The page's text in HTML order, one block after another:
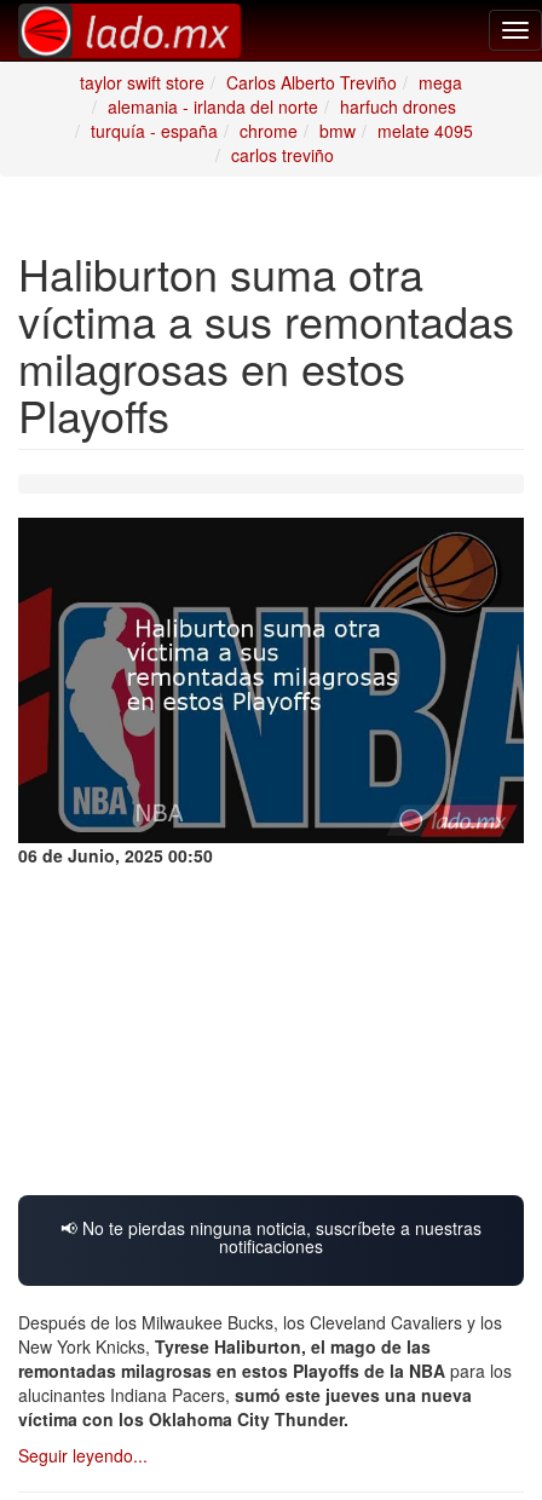
taylor swift store
Carlos Alberto Treviño
mega
alemania - irlanda del norte
harfuch drones
turquía - españa
chrome bmw
melate 4095
carlos treviño
Haliburton suma otra
víctima a sus remontadas
milagrosas en estos
Playoffs
06 de Junio, 2025 00:50
📢 No te pierdas ninguna noticia, suscríbete a nuestras
notificaciones
Después de los Milwaukee Bucks, los Cleveland Cavaliers y los
New York Knicks, Tyrese Haliburton, el mago de las
remontadas milagrosas en estos Playoffs de la NBA para los
alucinantes Indiana Pacers, sumó este jueves una nueva
víctima con los Oklahoma City Thunder.
Seguir leyendo...